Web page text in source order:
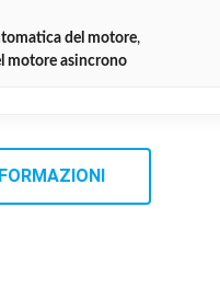
del motore,
motore asincrono